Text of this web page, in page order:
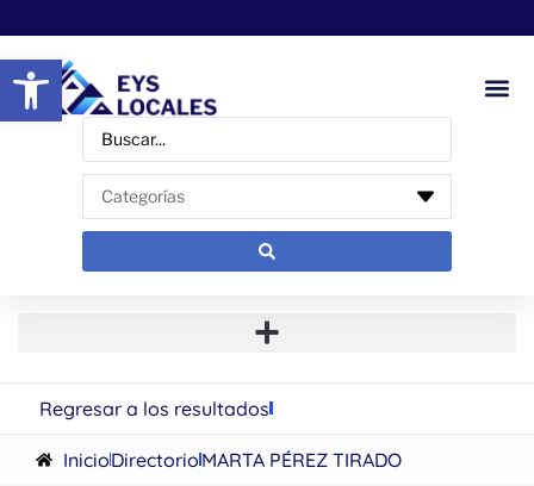
Abrir barra de herramientas
Regresar a los resultados
InicioDirectorioMARTA PÉREZ TIRADO